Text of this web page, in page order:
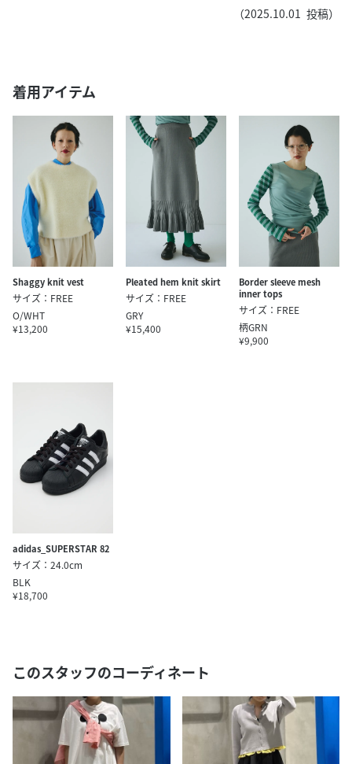
（2025.10.01 投稿）
着用アイテム
Shaggy knit vest
サイズ：FREE
O/WHT
¥13,200
Pleated hem knit skirt
サイズ：FREE
GRY
¥15,400
Border sleeve mesh
inner tops
サイズ：FREE
柄GRN
¥9,900
adidas_SUPERSTAR 82
サイズ：24.0cm
BLK
¥18,700
このスタッフのコーディネート